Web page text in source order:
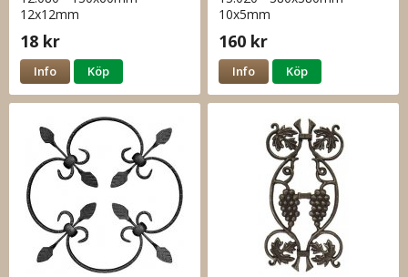
12x12mm
18 kr
Info Köp
10x5mm
160 kr
Info Köp